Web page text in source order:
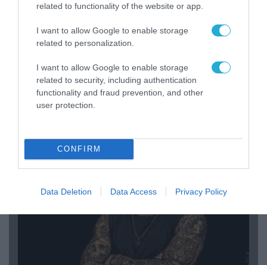
related to functionality of the website or app.
I want to allow Google to enable storage
related to personalization.
I want to allow Google to enable storage
related to security, including authentication
functionality and fraud prevention, and other
user protection.
CONFIRM
Data Deletion Data Access Privacy Policy
«Η απόλυτη τραγωδία»: Η «αιχμηρή» ανάρτηση
του Αρκά για τα τατουάζ (φωτο)